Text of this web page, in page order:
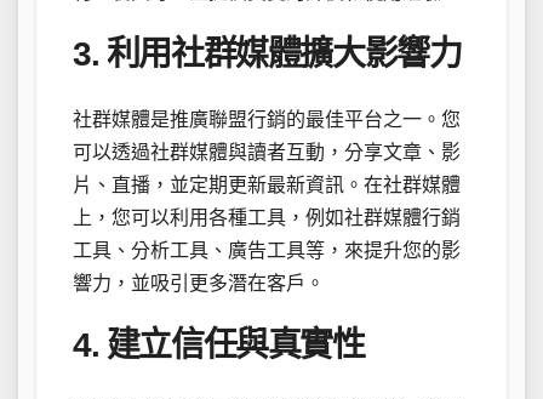
3. 利用社群媒體擴大影響力
社群媒體是推廣聯盟行銷的最佳平台之一。您
可以透過社群媒體與讀者互動，分享文章、影
片、直播，並定期更新最新資訊。在社群媒體
上，您可以利用各種工具，例如社群媒體行銷
工具、分析工具、廣告工具等，來提升您的影
響力，並吸引更多潛在客戶。
4. 建立信任與真實性